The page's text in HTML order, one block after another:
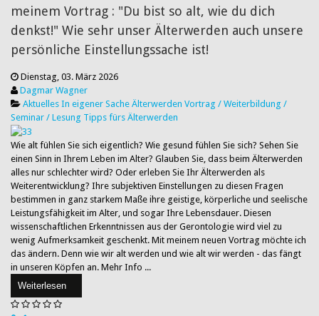
meinem Vortrag : "Du bist so alt, wie du dich
denkst!" Wie sehr unser Älterwerden auch unsere
persönliche Einstellungssache ist!
Dienstag, 03. März 2026
Dagmar Wagner
Aktuelles In eigener Sache Älterwerden Vortrag / Weiterbildung /
Seminar / Lesung Tipps fürs Älterwerden
Wie alt fühlen Sie sich eigentlich? Wie gesund fühlen Sie sich? Sehen Sie
einen Sinn in Ihrem Leben im Alter? Glauben Sie, dass beim Älterwerden
alles nur schlechter wird? Oder erleben Sie Ihr Älterwerden als
Weiterentwicklung? Ihre subjektiven Einstellungen zu diesen Fragen
bestimmen in ganz starkem Maße ihre geistige, körperliche und seelische
Leistungsfähigkeit im Alter, und sogar Ihre Lebensdauer. Diesen
wissenschaftlichen Erkenntnissen aus der Gerontologie wird viel zu
wenig Aufmerksamkeit geschenkt. Mit meinem neuen Vortrag möchte ich
das ändern. Denn wie wir alt werden und wie alt wir werden - das fängt
in unseren Köpfen an. Mehr Info ...
Weiterlesen